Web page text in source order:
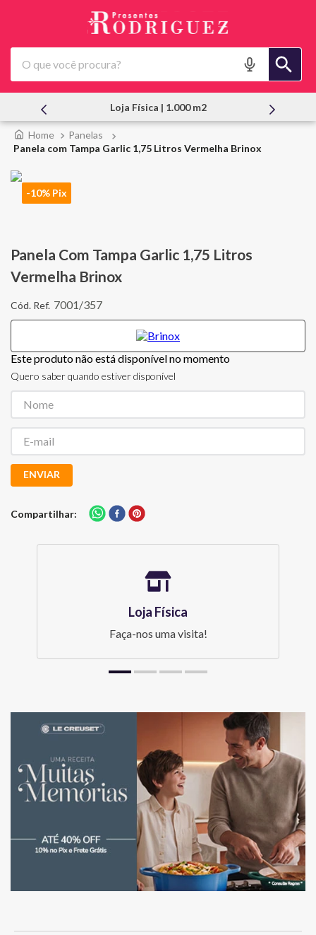
O que você procura?
Loja Física | 1.000 m2
Panelas
Panela com Tampa Garlic 1,75 Litros Vermelha Brinox
-10% Pix
Panela Com Tampa Garlic 1,75 Litros
Vermelha Brinox
7001/357
Este produto não está disponível no momento
Quero saber quando estiver disponível
ENVIAR
Compartilhar
Loja Física
Faça-nos uma visita!